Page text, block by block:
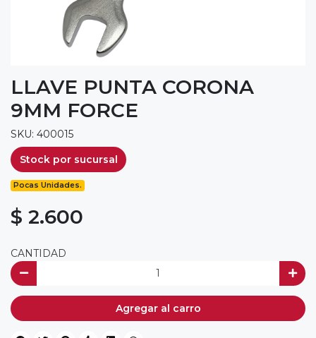
LLAVE PUNTA CORONA
9MM FORCE
SKU: 400015
Stock por sucursal
Pocas Unidades.
$ 2.600
CANTIDAD
Agregar al carro